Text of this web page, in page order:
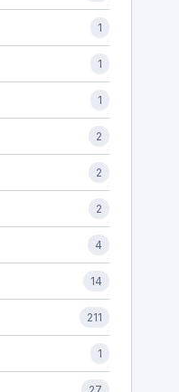
1
1
1
2
2
2
4
14
211
1